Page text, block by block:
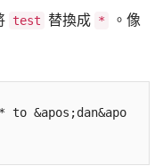
test 替換成 *
。像
to &apos;dan&apo